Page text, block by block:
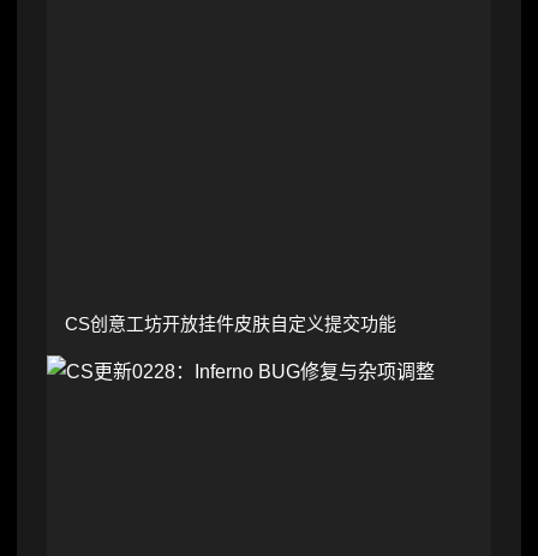
CS创意工坊开放挂件皮肤自定义提交功能